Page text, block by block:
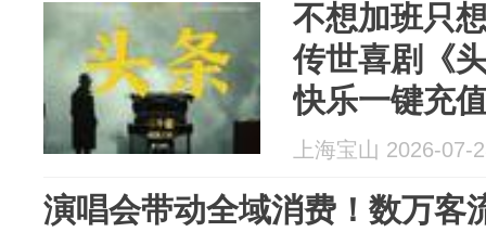
不想加班只
传世喜剧《
快乐一键充
哦）
上海宝山 2026-07-
演唱会带动全域消费！数万客